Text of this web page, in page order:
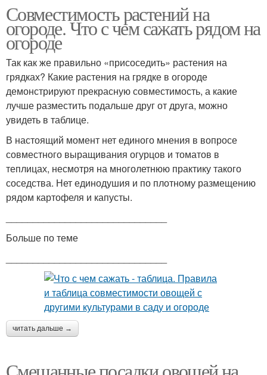
Совместимость растений на
огороде. Что с чем сажать рядом на
огороде
Так как же правильно «присоседить» растения на
грядках? Какие растения на грядке в огороде
демонстрируют прекрасную совместимость, а какие
лучше разместить подальше друг от друга, можно
увидеть в таблице.
В настоящий момент нет единого мнения в вопросе
совместного выращивания огурцов и томатов в
теплицах, несмотря на многолетнюю практику такого
соседства. Нет единодушия и по плотному размещению
рядом картофеля и капусты.
Больше по теме
читать дальше →